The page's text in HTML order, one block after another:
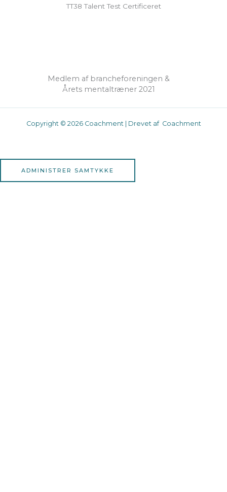
TT38 Talent Test Certificeret
Medlem af brancheforeningen &
Årets mentaltræner 2021
Copyright © 2026 Coachment | Drevet af Coachment
ADMINISTRER SAMTYKKE